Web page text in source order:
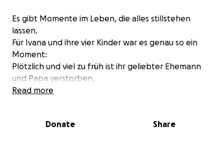
Es gibt Momente im Leben, die alles stillstehen
lassen.
Für Ivana und ihre vier Kinder war es genau so ein
Moment:
Plötzlich und viel zu früh ist ihr geliebter Ehemann
und Papa verstorben.
Read more
Donate Share